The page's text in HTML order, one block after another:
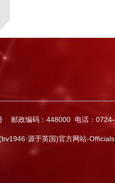
邮政编码：448000 电话：
源于英国)官方网站-